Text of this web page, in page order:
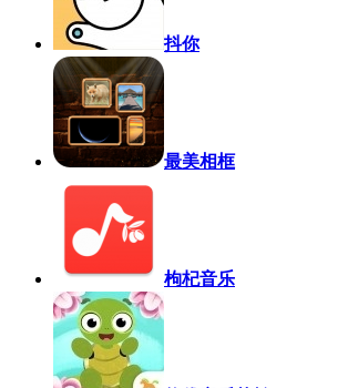
抖你
最美相框
枸杞音乐